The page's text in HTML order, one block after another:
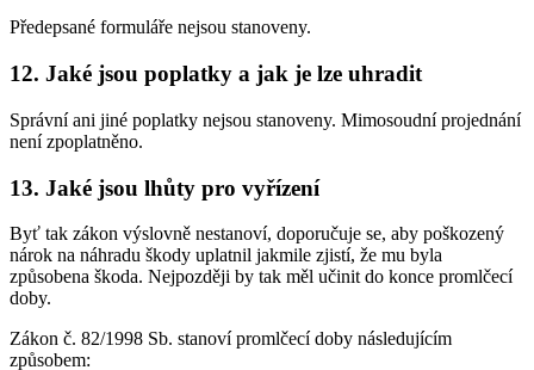
Předepsané formuláře nejsou stanoveny.
12. Jaké jsou poplatky a jak je lze uhradit
Správní ani jiné poplatky nejsou stanoveny. Mimosoudní projednání
není zpoplatněno.
13. Jaké jsou lhůty pro vyřízení
Byť tak zákon výslovně nestanoví, doporučuje se, aby poškozený
nárok na náhradu škody uplatnil jakmile zjistí, že mu byla
způsobena škoda. Nejpozději by tak měl učinit do konce promlčecí
doby.
Zákon č. 82/1998 Sb. stanoví promlčecí doby následujícím
způsobem: